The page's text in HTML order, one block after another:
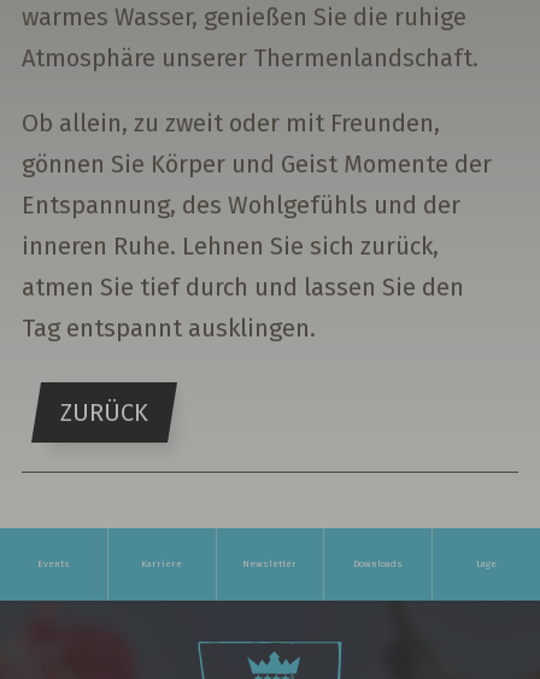
warmes Wasser, genießen Sie die ruhige
Atmosphäre unserer Thermenlandschaft.
Ob allein, zu zweit oder mit Freunden,
gönnen Sie Körper und Geist Momente der
Entspannung, des Wohlgefühls und der
inneren Ruhe. Lehnen Sie sich zurück,
atmen Sie tief durch und lassen Sie den
Tag entspannt ausklingen.
ZURÜCK
Events Karriere Newsletter Downloads Lage